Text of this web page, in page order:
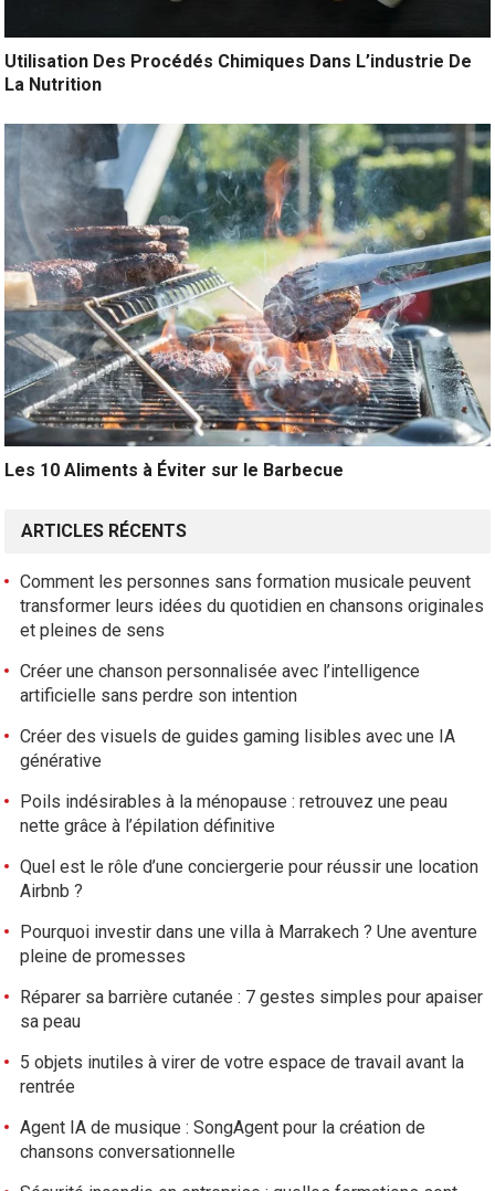
Utilisation Des Procédés Chimiques Dans L’industrie De
La Nutrition
Les 10 Aliments à Éviter sur le Barbecue
ARTICLES RÉCENTS
Comment les personnes sans formation musicale peuvent
transformer leurs idées du quotidien en chansons originales
et pleines de sens
Créer une chanson personnalisée avec l’intelligence
artificielle sans perdre son intention
Créer des visuels de guides gaming lisibles avec une IA
générative
Poils indésirables à la ménopause : retrouvez une peau
nette grâce à l’épilation définitive
Quel est le rôle d’une conciergerie pour réussir une location
Airbnb ?
Pourquoi investir dans une villa à Marrakech ? Une aventure
pleine de promesses
Réparer sa barrière cutanée : 7 gestes simples pour apaiser
sa peau
5 objets inutiles à virer de votre espace de travail avant la
rentrée
Agent IA de musique : SongAgent pour la création de
chansons conversationnelle